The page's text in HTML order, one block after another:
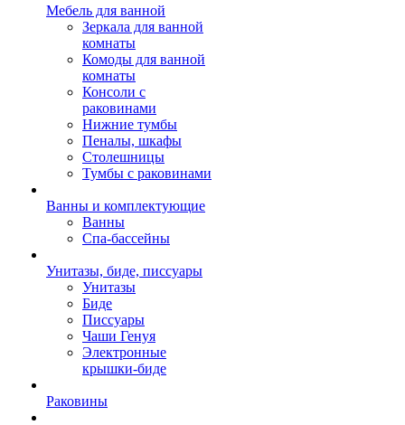
Мебель для ванной
Зеркала для ванной
комнаты
Комоды для ванной
комнаты
Консоли с
раковинами
Нижние тумбы
Пеналы, шкафы
Столешницы
Тумбы с раковинами
Ванны и комплектующие
Ванны
Спа-бассейны
Унитазы, биде, писсуары
Унитазы
Биде
Писсуары
Чаши Генуя
Электронные
крышки-биде
Раковины